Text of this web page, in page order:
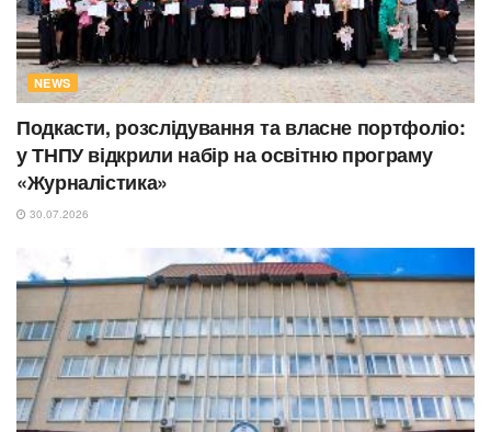
NEWS
Подкасти, розслідування та власне портфоліо:
у ТНПУ відкрили набір на освітню програму
«Журналістика»
30.07.2026